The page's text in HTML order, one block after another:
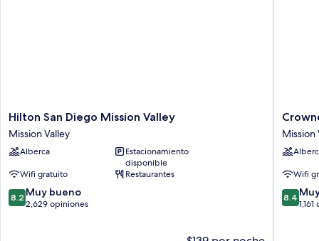
Hilton
San
Diego
Mission
Mission
Valley
Hilton San Diego Mission Valley
Mission Valley
Alberca
Estacionamiento
disponible
Wifi gratuito
Restaurantes
8.2
de
8.2 Muy bueno
2,629 opiniones
Crowne
Plaza
San
Diego
Mission
Valley
by
Mission
Wifi
8.4
de
8.4